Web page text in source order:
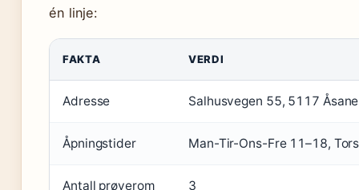
én linje:
FAKTA VERDI
Adresse Salhusvegen 55, 5117 Åsane
Åpningstider Man-Tir-Ons-Fre 11–18,
Antall prøverom 3